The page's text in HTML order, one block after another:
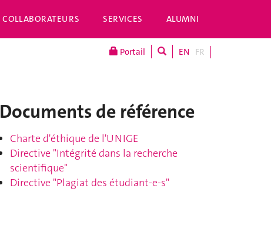
COLLABORATEURS SERVICES ALUMNI
Portail EN FR
Documents de référence
Charte d'éthique de l'UNIGE
Directive "Intégrité dans la recherche
scientifique"
Directive "Plagiat des étudiant-e-s"